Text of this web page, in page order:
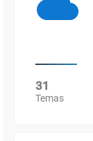
31
Temas